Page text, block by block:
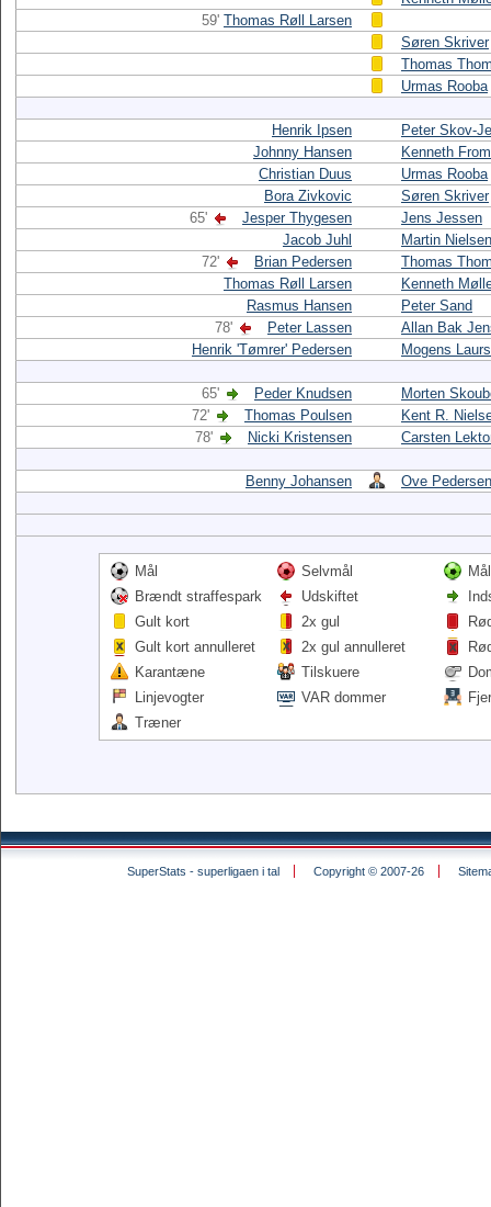
59' Thomas Røll Larsen
Søren Skriver
Thomas
Urmas Rooba
Henrik Ipsen
Peter Skov-
Johnny Hansen
Kenneth From
Christian Duus
Urmas Rooba
Bora Zivkovic
Søren Skriver
65'
Jesper Thygesen
Jens Jessen
Jacob Juhl
Martin Nielsen
72'
Brian Pedersen
Thomas
Thomas Røll Larsen
Kenneth
Rasmus Hansen
Peter Sand
78'
Peter Lassen
Allan Bak
Henrik 'Tømrer' Pedersen
Mogens
65' Peder Knudsen
Morten
72'
Thomas Poulsen
Kent R.
78'
Nicki Kristensen Carsten
Benny Johansen Ove Pedersen
Mål Selvmål
Brændt straffespark
Udskiftet
Gult kort
2x gul
Gult kort annulleret
2x gul annulleret
Karantæne
Tilskuere
Linjevogter
VAR dommer
Træner
SuperStats - superligaen i tal Copyright © 2007-26